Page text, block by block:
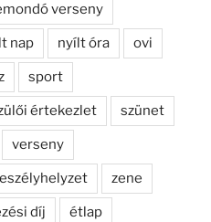
verseny
nap nyílt óra ovi
sport
értekezlet szünet
verseny
zene
díj étlap